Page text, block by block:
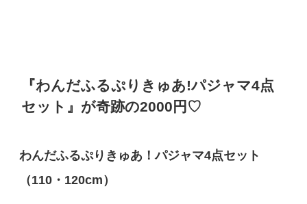
『わんだふるぷりきゅあ!パジャマ4点
セット』が奇跡の2000円♡
わんだふるぷりきゅあ！パジャマ4点セット
（110・120cm）